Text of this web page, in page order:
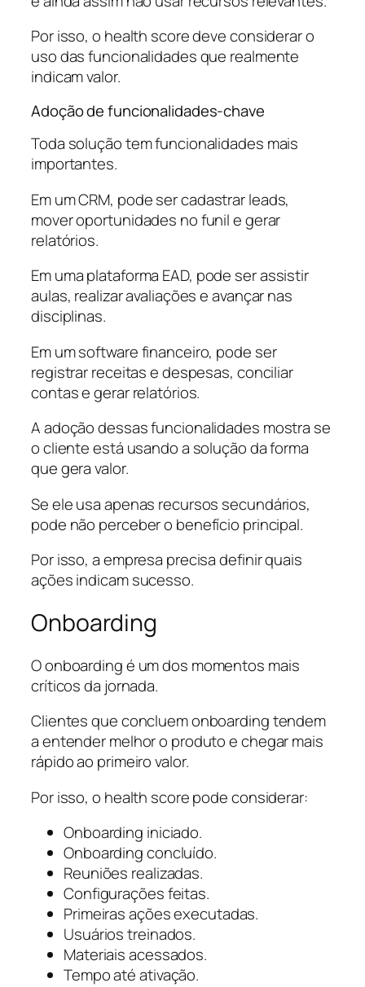
Por isso, o health score deve considerar o
uso das funcionalidades que realmente
indicam valor.
Adoção de funcionalidades-chave
Toda solução tem funcionalidades mais
importantes.
Em um CRM, pode ser cadastrar leads,
mover oportunidades no funil e gerar
relatórios.
Em uma plataforma EAD, pode ser assistir
aulas, realizar avaliações e avançar nas
disciplinas.
Em um software financeiro, pode ser
registrar receitas e despesas, conciliar
contas e gerar relatórios.
A adoção dessas funcionalidades mostra se
o cliente está usando a solução da forma
que gera valor.
Se ele usa apenas recursos secundários,
pode não perceber o benefício principal.
Por isso, a empresa precisa definir quais
ações indicam sucesso.
Onboarding
O onboarding é um dos momentos mais
críticos da jornada.
Clientes que concluem onboarding tendem
a entender melhor o produto e chegar mais
rápido ao primeiro valor.
Por isso, o health score pode considerar:
Onboarding iniciado.
Onboarding concluído.
Reuniões realizadas.
Configurações feitas.
Primeiras ações executadas.
Usuários treinados.
Materiais acessados.
Tempo até ativação.